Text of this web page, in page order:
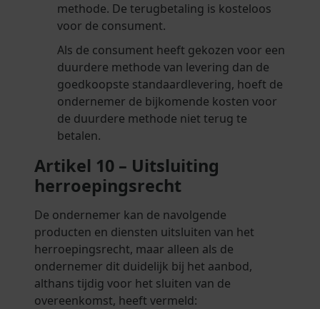
methode. De terugbetaling is kosteloos
voor de consument.
Als de consument heeft gekozen voor een
duurdere methode van levering dan de
goedkoopste standaardlevering, hoeft de
ondernemer de bijkomende kosten voor
de duurdere methode niet terug te
betalen.
Artikel 10 – Uitsluiting
herroepingsrecht
De ondernemer kan de navolgende
producten en diensten uitsluiten van het
herroepingsrecht, maar alleen als de
ondernemer dit duidelijk bij het aanbod,
althans tijdig voor het sluiten van de
overeenkomst, heeft vermeld: